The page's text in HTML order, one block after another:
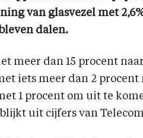
van glasvezel met
dalen.
meer dan 15 procent naar
iets meer dan 2 procent
1 procent om uit te
uit cijfers van